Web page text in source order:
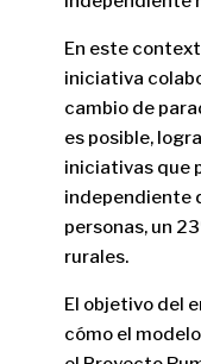
En este
iniciativa
cambio de
es posible,
iniciativas que
independiente
personas, un
rurales.
El objetivo del
cómo el